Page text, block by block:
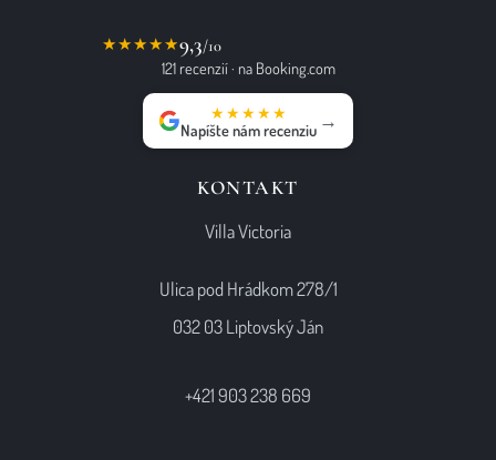
★★★★★9,3/10
121 recenzií · na Booking.com
★★★★★
Napíšte nám recenziu →
KONTAKT
Villa Victoria
Ulica pod Hrádkom 278/1
032 03 Liptovský Ján
+421 903 238 669